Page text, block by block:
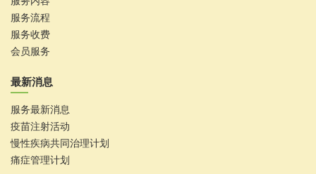
服务流程
服务收费
会员服务
最新消息
服务最新消息
疫苗注射活动
慢性疾病共同治理计划
痛症管理计划